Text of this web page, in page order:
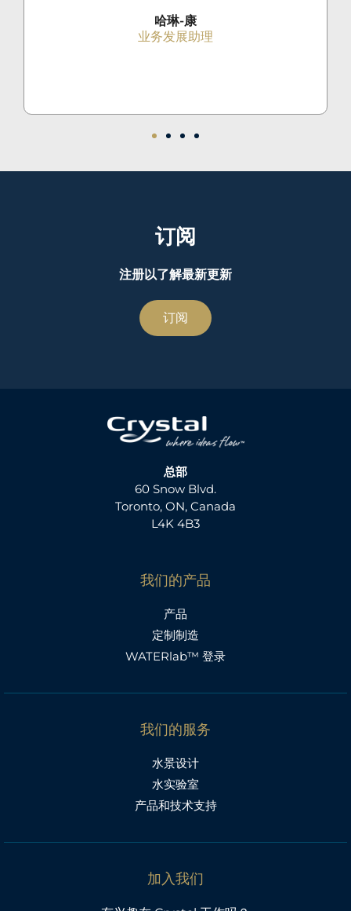
哈琳-康
业务发展助理
订阅
注册以了解最新更新
订阅
总部
60 Snow Blvd.
Toronto, ON, Canada
L4K 4B3
我们的产品
产品
定制制造
WATERlab™ 登录
我们的服务
水景设计
水实验室
产品和技术支持
加入我们